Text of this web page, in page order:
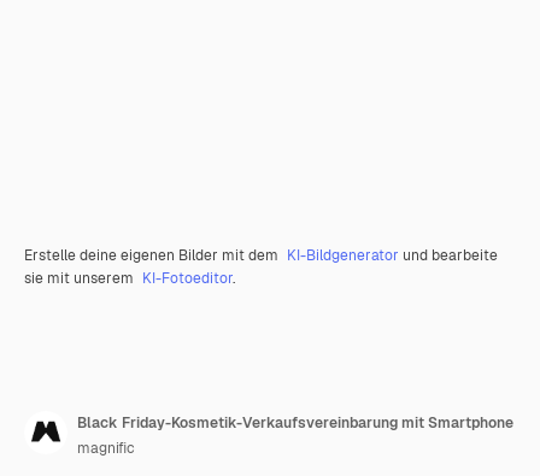
Erstelle deine eigenen Bilder mit dem KI-Bildgenerator und bearbeite
sie mit unserem KI-Fotoeditor.
Black Friday-Kosmetik-Verkaufsvereinbarung mit Smartphone
magnific